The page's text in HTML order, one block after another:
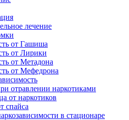
лечение
от Гашиша
от Лирики
от Метадона
от Мефедрона
отравлении наркотиками
от наркотиков
спайса
в стационаре